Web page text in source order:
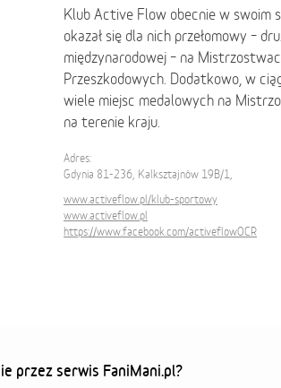
Klub Active Flow obecnie w swoim
okazał się dla nich przełomowy –
międzynarodowej – na
Przeszkodowych. Dodatkowo, w
wiele miejsc medalowych na
na terenie kraju.
Adres:
Gdynia 81-236, Kalksztajnów 19B/1,
www.activeflow.pl/klub-sportowy
www.activeflow.pl
https://www.facebook.com/activeflowOCR
przez serwis FaniMani.pl?